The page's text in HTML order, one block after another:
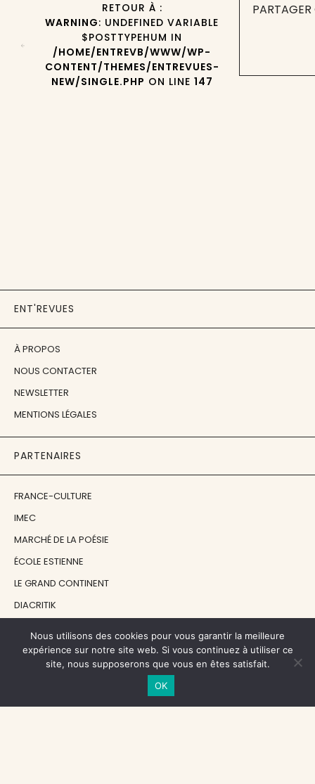
RETOUR À :
WARNING: UNDEFINED VARIABLE
$POSTTYPEHUM IN
/HOME/ENTREVB/WWW/WP-
CONTENT/THEMES/ENTREVUES-
NEW/SINGLE.PHP ON LINE 147
ENT'REVUES
À PROPOS
NOUS CONTACTER
NEWSLETTER
MENTIONS LÉGALES
PARTENAIRES
FRANCE-CULTURE
IMEC
MARCHÉ DE LA POÉSIE
ÉCOLE ESTIENNE
LE GRAND CONTINENT
DIACRITIK
NOS SOUTIENS
CENTRE NATIONAL DU LIVRE
Nous utilisons des cookies pour vous garantir la meilleure
expérience sur notre site web. Si vous continuez à utiliser ce
site, nous supposerons que vous en êtes satisfait.
OK